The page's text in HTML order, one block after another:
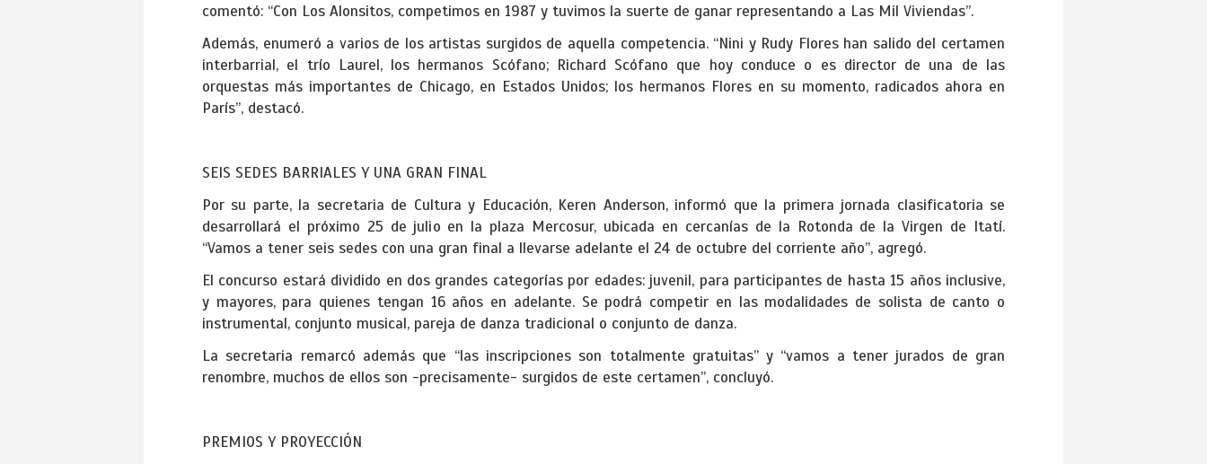
comentó: “Con Los Alonsitos, competimos en 1987 y tuvimos la suerte de ganar representando a Las Mil Viviendas”.
Además, enumeró a varios de los artistas surgidos de aquella competencia. “Nini y Rudy Flores han salido del certamen
interbarrial, el trío Laurel, los hermanos Scófano; Richard Scófano que hoy conduce o es director de una de las
orquestas más importantes de Chicago, en Estados Unidos; los hermanos Flores en su momento, radicados ahora en
París”, destacó.
SEIS SEDES BARRIALES Y UNA GRAN FINAL
Por su parte, la secretaria de Cultura y Educación, Keren Anderson, informó que la primera jornada clasificatoria se
desarrollará el próximo 25 de julio en la plaza Mercosur, ubicada en cercanías de la Rotonda de la Virgen de Itatí.
“Vamos a tener seis sedes con una gran final a llevarse adelante el 24 de octubre del corriente año”, agregó.
El concurso estará dividido en dos grandes categorías por edades: juvenil, para participantes de hasta 15 años inclusive,
y mayores, para quienes tengan 16 años en adelante. Se podrá competir en las modalidades de solista de canto o
instrumental, conjunto musical, pareja de danza tradicional o conjunto de danza.
La secretaria remarcó además que “las inscripciones son totalmente gratuitas” y “vamos a tener jurados de gran
renombre, muchos de ellos son -precisamente- surgidos de este certamen”, concluyó.
PREMIOS Y PROYECCIÓN